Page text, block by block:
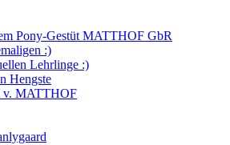
Pony-Gestüt MATTHOF GbR
:)
Lehrlinge :)
Hengste
v. MATTHOF